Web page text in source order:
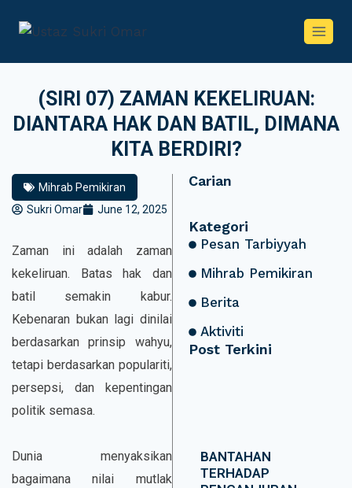
(SIRI 07) ZAMAN KEKELIRUAN:
DIANTARA HAK DAN BATIL, DIMANA
KITA BERDIRI?
Mihrab Pemikiran
Sukri Omar
June 12, 2025
Zaman ini adalah zaman
kekeliruan. Batas hak dan
batil semakin kabur.
Kebenaran bukan lagi dinilai
berdasarkan prinsip wahyu,
tetapi berdasarkan populariti,
persepsi, dan kepentingan
politik semasa.
Dunia menyaksikan
bagaimana nilai mutlak
Carian
Kategori
Pesan Tarbiyyah
Mihrab Pemikiran
Berita
Aktiviti
Post Terkini
BANTAHAN
TERHADAP